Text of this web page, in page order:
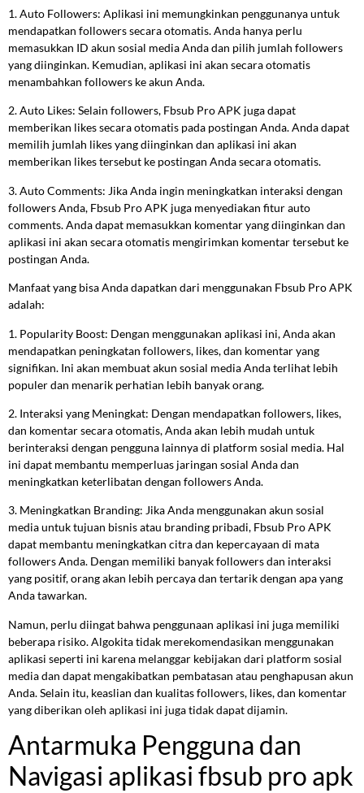
1. Auto Followers: Aplikasi ini memungkinkan penggunanya untuk
mendapatkan followers secara otomatis. Anda hanya perlu
memasukkan ID akun sosial media Anda dan pilih jumlah followers
yang diinginkan. Kemudian, aplikasi ini akan secara otomatis
menambahkan followers ke akun Anda.
2. Auto Likes: Selain followers, Fbsub Pro APK juga dapat
memberikan likes secara otomatis pada postingan Anda. Anda dapat
memilih jumlah likes yang diinginkan dan aplikasi ini akan
memberikan likes tersebut ke postingan Anda secara otomatis.
3. Auto Comments: Jika Anda ingin meningkatkan interaksi dengan
followers Anda, Fbsub Pro APK juga menyediakan fitur auto
comments. Anda dapat memasukkan komentar yang diinginkan dan
aplikasi ini akan secara otomatis mengirimkan komentar tersebut ke
postingan Anda.
Manfaat yang bisa Anda dapatkan dari menggunakan Fbsub Pro APK
adalah:
1. Popularity Boost: Dengan menggunakan aplikasi ini, Anda akan
mendapatkan peningkatan followers, likes, dan komentar yang
signifikan. Ini akan membuat akun sosial media Anda terlihat lebih
populer dan menarik perhatian lebih banyak orang.
2. Interaksi yang Meningkat: Dengan mendapatkan followers, likes,
dan komentar secara otomatis, Anda akan lebih mudah untuk
berinteraksi dengan pengguna lainnya di platform sosial media. Hal
ini dapat membantu memperluas jaringan sosial Anda dan
meningkatkan keterlibatan dengan followers Anda.
3. Meningkatkan Branding: Jika Anda menggunakan akun sosial
media untuk tujuan bisnis atau branding pribadi, Fbsub Pro APK
dapat membantu meningkatkan citra dan kepercayaan di mata
followers Anda. Dengan memiliki banyak followers dan interaksi
yang positif, orang akan lebih percaya dan tertarik dengan apa yang
Anda tawarkan.
Namun, perlu diingat bahwa penggunaan aplikasi ini juga memiliki
beberapa risiko. Algokita tidak merekomendasikan menggunakan
aplikasi seperti ini karena melanggar kebijakan dari platform sosial
media dan dapat mengakibatkan pembatasan atau penghapusan akun
Anda. Selain itu, keaslian dan kualitas followers, likes, dan komentar
yang diberikan oleh aplikasi ini juga tidak dapat dijamin.
Antarmuka Pengguna dan
Navigasi aplikasi fbsub pro apk